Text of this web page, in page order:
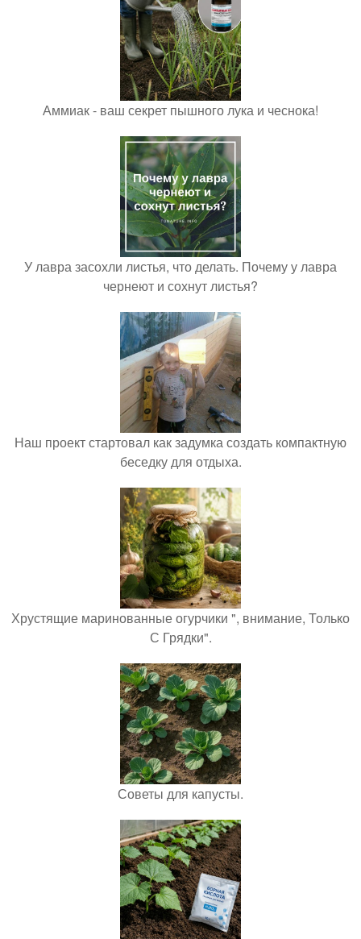
Аммиак - ваш секрет пышного лука и чеснока!
У лавра засохли листья, что делать. Почему у лавра
чернеют и сохнут листья?
Наш проект стартовал как задумка создать компактную
беседку для отдыха.
Хрустящие маринованные огурчики ", внимание, Только
С Грядки".
Советы для капусты.